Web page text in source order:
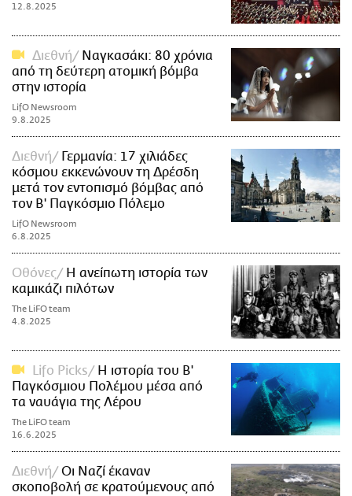
12.8.2025
Διεθνή
Ναγκασάκι: 80 χρόνια
από τη δεύτερη ατομική βόμβα
στην ιστορία
LifO Newsroom
9.8.2025
Διεθνή
Γερμανία: 17 χιλιάδες
κόσμου εκκενώνουν τη Δρέσδη
μετά τον εντοπισμό βόμβας από
τον Β' Παγκόσμιο Πόλεμο
LifO Newsroom
6.8.2025
Οθόνες
Η ανείπωτη ιστορία των
καμικάζι πιλότων
The LiFO team
4.8.2025
Lifo Picks
Η ιστορία του Β'
Παγκόσμιου Πολέμου μέσα από
τα ναυάγια της Λέρου
The LiFO team
16.6.2025
Διεθνή
Οι Ναζί έκαναν
σκοποβολή σε κρατούμενους από